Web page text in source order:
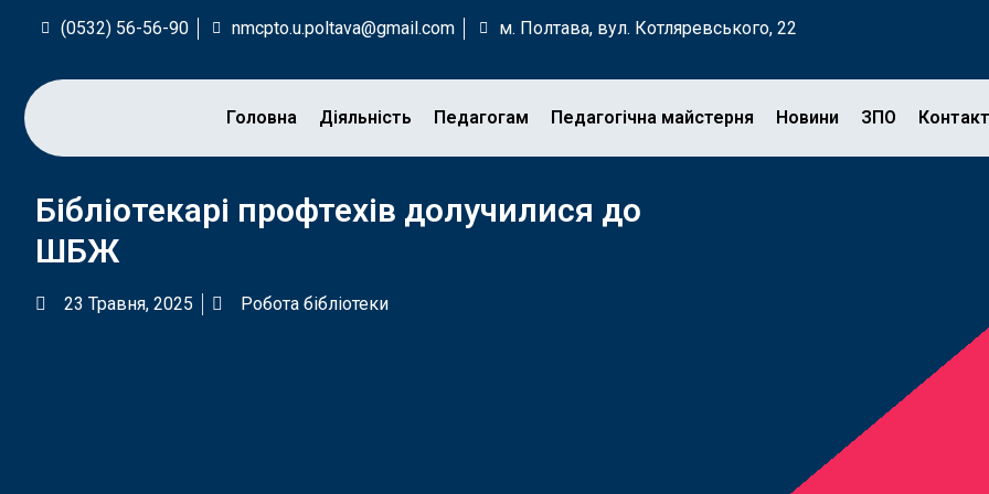
(0532) 56-56-90 nmcpto.u.poltava@gmail.com м. Полтава, вул. Котляревського, 22
Головна Діяльність Педагогам Педагогічна майстерня Новини ЗПО
Бібліотекарі профтехів долучилися до
ШБЖ
23 Травня, 2025 Робота бібліотеки